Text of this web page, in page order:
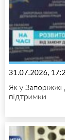
31.07.2026,
Як у Запоріжжі
підтримки